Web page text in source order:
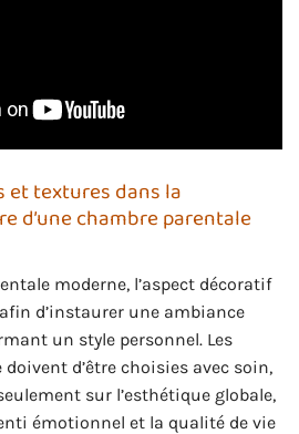
et textures dans la
d’une chambre parentale
moderne, l’aspect décoratif
d’instaurer une ambiance
un style personnel. Les
d’être choisies avec soin,
sur l’esthétique globale,
émotionnel et la qualité de vie